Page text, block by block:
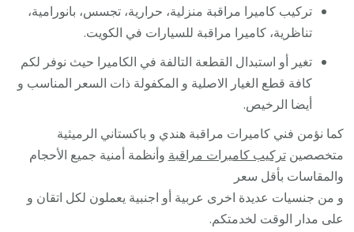
تركيب كاميرا مراقبة منزلية، حرارية، تجسس، بانورامية،
تناظرية، كاميرا مراقبة للسيارات في الكويت.
تغير أو استبدال القطعة التالفة في الكاميرا حيث نوفر لكم
كافة قطع الغيار الاصلية و المكفولة ذات السعر المناسب و
أيضا الرخيص.
كما نؤمن فني كاميرات مراقبة هندي و باكستاني الرميثية
متخصصينتركيب كاميرات مراقبة وأنظمة أمنية جميع الأحجام
والمقاسات بأقل سعر
و من جنسيات عديدة اخرى عربية أو اجنبية يعملون لكل اتقان و
على مدار الوقت لخدمتكم.